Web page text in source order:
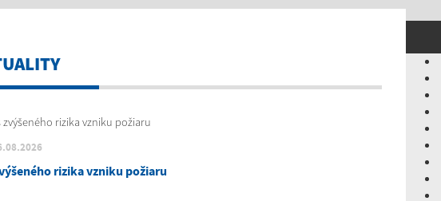
rizika vzniku požiaru